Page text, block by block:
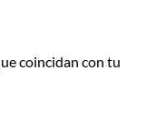
coincidan con tu